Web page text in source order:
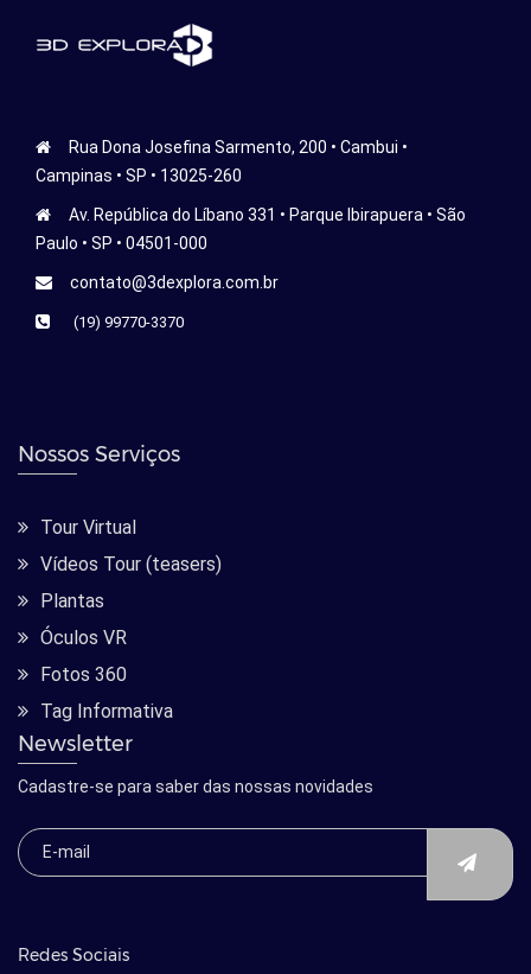
Rua Dona Josefina Sarmento, 200 • Cambui •
Campinas • SP • 13025-260
Av. República do Líbano 331 • Parque Ibirapuera • São
Paulo • SP • 04501-000
contato@3dexplora.com.br
(19) 99770-3370
Nossos Serviços
Tour Virtual
Vídeos Tour (teasers)
Plantas
Óculos VR
Fotos 360
Tag Informativa
Newsletter
Cadastre-se para saber das nossas novidades
Redes Sociais